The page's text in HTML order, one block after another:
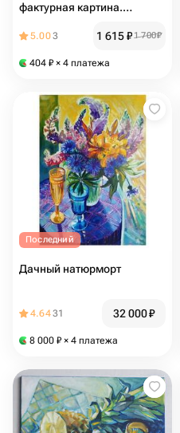
фактурная картина.
см5.003 1 615₽1 700₽
404 ₽ × 4 платежа
Последний
Дачный натюрморт
4.6431 32 000₽
8 000 ₽ × 4 платежа